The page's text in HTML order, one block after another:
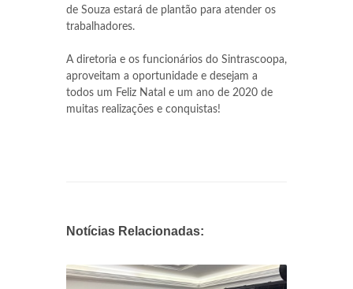
de Souza estará de plantão para atender os
trabalhadores.
A diretoria e os funcionários do Sintrascoopa,
aproveitam a oportunidade e desejam a
todos um Feliz Natal e um ano de 2020 de
muitas realizações e conquistas!
Notícias Relacionadas: